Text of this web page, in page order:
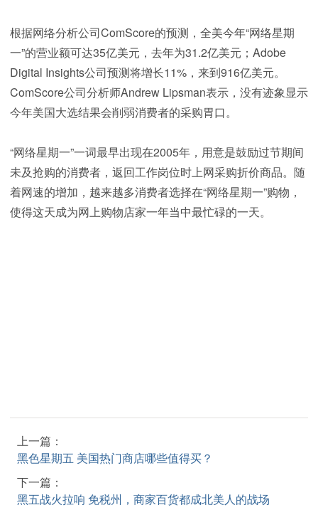
根据网络分析公司ComScore的预测，全美今年“网络星期
一”的营业额可达35亿美元，去年为31.2亿美元；Adobe
Digital Insights公司预测将增长11%，来到916亿美元。
ComScore公司分析师Andrew Lipsman表示，没有迹象显示
今年美国大选结果会削弱消费者的采购胃口。
“网络星期一”一词最早出现在2005年，用意是鼓励过节期间
未及抢购的消费者，返回工作岗位时上网采购折价商品。随
着网速的增加，越来越多消费者选择在“网络星期一”购物，
使得这天成为网上购物店家一年当中最忙碌的一天。
上一篇：
黑色星期五 美国热门商店哪些值得买？
下一篇：
黑五战火拉响 免税州，商家百货都成北美人的战场